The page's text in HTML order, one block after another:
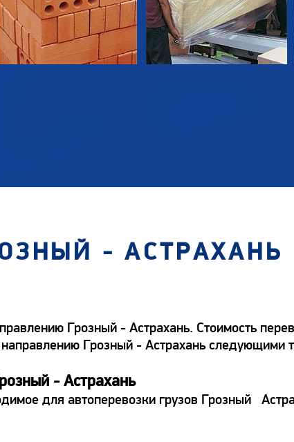
- АСТРАХАНЬ
Грозный - Астрахань. Стоимость
Грозный - Астрахань следующими
- Астрахань
для автоперевозки грузов Грозный